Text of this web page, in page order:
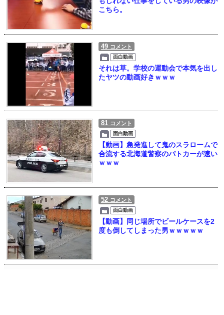
こちら。
49 コメント
面白動画
それは草。学校の運動会で本気を出し
たヤツの動画好きｗｗｗ
81 コメント
面白動画
【動画】急発進して鬼のスラロームで
合流する北海道警察のパトカーが速い
ｗｗｗ
52 コメント
面白動画
【動画】同じ場所でビールケースを2
度も倒してしまった男ｗｗｗｗｗ